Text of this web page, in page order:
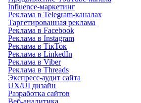
Influence-маркетинг
Реклама в Telegram-каналах
Таргетированная реклама
Реклама в Facebook
Реклама в Instagram
Реклама в ТікТок
Реклама в LinkedIn
Реклама в Viber
Реклама в Threads
Экспресс-аудит сайта
UX/UI дизайн
Разработка сайтов
Веб-аналитика